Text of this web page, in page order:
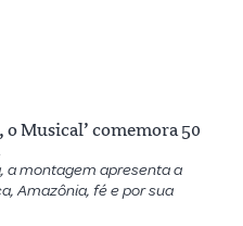
o Musical’ comemora 50
a montagem apresenta a
Amazônia, fé e por sua